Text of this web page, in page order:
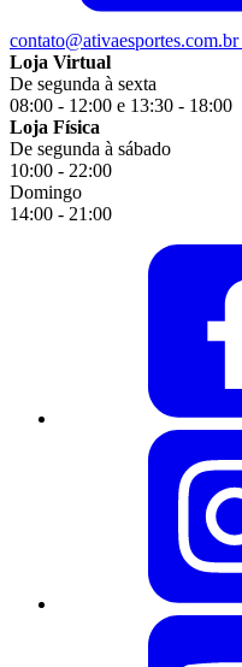
contato@ativaesportes.com.br
Loja Virtual
De segunda à sexta
08:00 - 12:00 e 13:30 - 18:00
Loja Física
De segunda à sábado
10:00 - 22:00
Domingo
14:00 - 21:00